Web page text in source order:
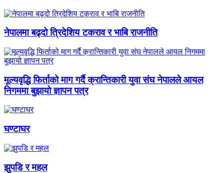
नेपालमा बढ्दो त्रिदेशिय टकराव र भाबि राजनीति
मूल्यवृद्धि फिर्ताको माग गर्दै क्रान्तिकारी युवा संघ नेपालले आयल
निगममा बुझायो ज्ञापन पत्र
घण्टाघर
झुपडि र महल